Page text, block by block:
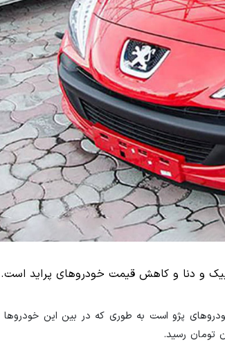
و دنا و کاهش قیمت خودروهای پراید است.